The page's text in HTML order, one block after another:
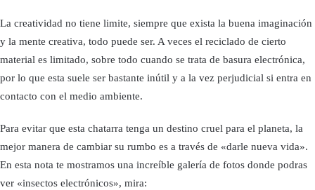
La creatividad no tiene limite, siempre que exista la buena imaginación
y la mente creativa, todo puede ser. A veces el reciclado de cierto
material es limitado, sobre todo cuando se trata de basura electrónica,
por lo que esta suele ser bastante inútil y a la vez perjudicial si entra en
contacto con el medio ambiente.
Para evitar que esta chatarra tenga un destino cruel para el planeta, la
mejor manera de cambiar su rumbo es a través de «darle nueva vida».
En esta nota te mostramos una increíble galería de fotos donde podras
ver «insectos electrónicos», mira: